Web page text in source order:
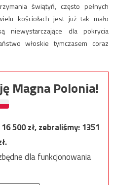
świątyń, często pełnych
kościołach jest już tak mało
niewystarczające dla pokrycia
włoskie tymczasem coraz
Magna Polonia!
16 500zł, zebraliśmy:1351
dla funkcjonowania